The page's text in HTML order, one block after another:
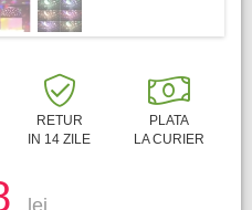
RETUR
IN 14 ZILE
PLATA
LA CURIER
lei